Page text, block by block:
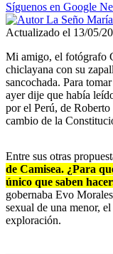
Síguenos en Google
Actualizado el 13/05/
Mi amigo, el fotógrafo
chiclayana con su
sancochada. Para
ayer dije que había
por el Perú, de Roberto
cambio de la
Entre sus otras
de Camisea. ¿Para
único que saben
gobernaba Evo
sexual de una menor,
exploración.